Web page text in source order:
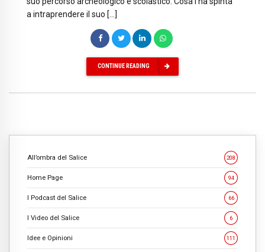
a intraprendere il suo […]
CONTINUE READING
All’ombra del Salice 208
Home Page 94
I Podcast del Salice 66
I Video del Salice 6
Idee e Opinioni 111